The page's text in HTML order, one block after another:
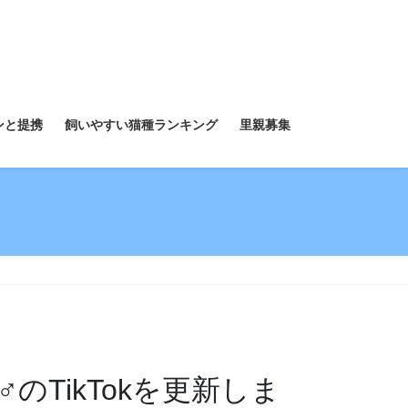
と提携 飼いやすい猫種ランキング 里親募集
TikTokを更新しま